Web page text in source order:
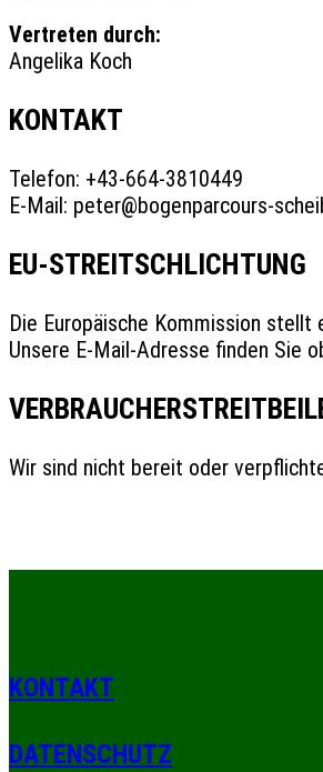
Vertreten durch:
Angelika Koch
KONTAKT
Telefon: +43-664-3810449
E-Mail: peter@bogenparcours-
EU-STREITSCHLICHTUNG
Die Europäische Kommission
Unsere E-Mail-Adresse finden Sie
Wir sind nicht bereit oder
KONTAKT
DATENSCHUTZ